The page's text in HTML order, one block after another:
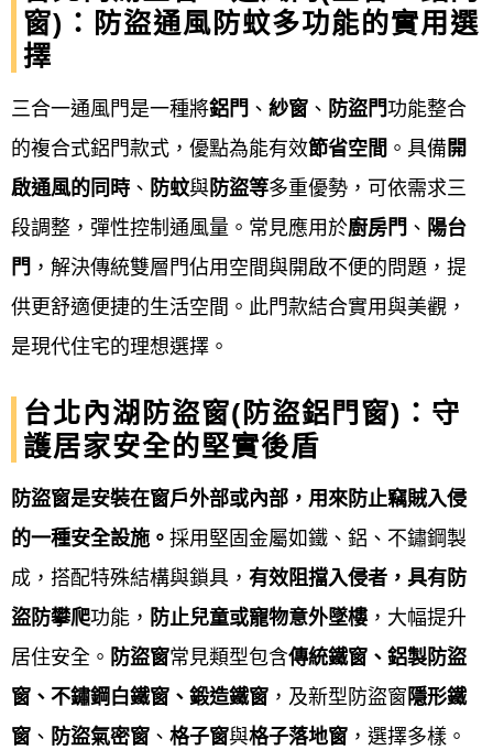
廠商提供後續的保固服務，並說明產品的基
本保養方式，以確保產品能長期穩定運作。
注意事項
公寓大廈規定： 在加裝或變更外牆門窗前，
應先確認該公寓大廈規約，以免觸犯法規。
並根據預算考量門窗的抗風壓、水密性與隔
音性能等。
施工方式： 若需拆除舊窗，通常會進行灌
漿、補土和油漆等後續處理，影響工時與預
算。
來電詢問 → 現場丈量估價 → 簽訂合約 → 工廠內訂製
→ 到府安裝 →售後保固
窗)：防盜通風防蚊多功能的實用選
擇
三合一通風門是一種將鋁門 、 紗窗 、 防盜門功能整合
的複合式鋁門款式，優點為能有效節省空間 。具備 開
啟通風的同時 、 防蚊與防盜等多重優勢，可依需求三
段調整，彈性控制通風量。常見應用於廚房門 、 陽台
門 ，解決傳統雙層門佔用空間與開啟不便的問題，提
供更舒適便捷的生活空間。此門款結合實用與美觀，
是現代住宅的理想選擇。
台北內湖防盜窗(防盜鋁門窗)：守
護居家安全的堅實後盾
防盜窗是安裝在窗戶外部或內部，用來防止竊賊入侵
的一種安全設施。 採用堅固金屬如鐵、鋁、不鏽鋼製
成，搭配特殊結構與鎖具， 有效阻擋入侵者，具有防
盜防攀爬功能， 防止兒童或寵物意外墜樓 ，大幅提升
居住安全。 防盜窗常見類型包含傳統鐵窗、鋁製防盜
窗、不鏽鋼白鐵窗、鍛造鐵窗 ，及新型防盜窗 隱形鐵
窗 、 防盜氣密窗 、 格子窗與格子落地窗 ，選擇多樣。